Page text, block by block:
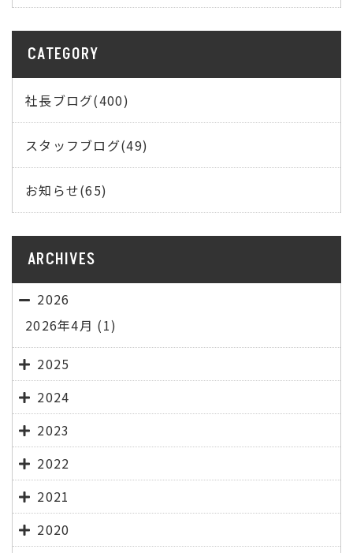
CATEGORY
社長ブログ(400)
スタッフブログ(49)
お知らせ(65)
ARCHIVES
2026
2026年4月 (1)
2025
2024
2023
2022
2021
2020